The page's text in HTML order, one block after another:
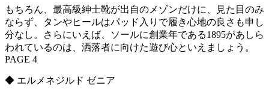
もちろん、最高級紳士靴が出自のメゾンだけに、見た目のみ
ならず、タンやヒールはパッド入りで履き心地の良さも申し
分なし。さらにいえば、ソールに創業年である1895があしら
われているのは、洒落者に向けた遊び心といえましょう。
PAGE 4
◆ エルメネジルド ゼニア